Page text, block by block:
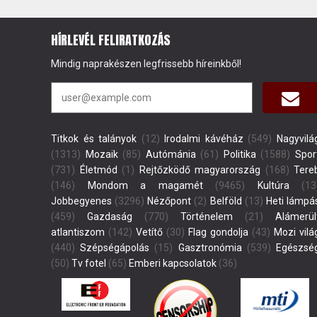
HÍRLEVÉL FELIRATKOZÁS
Mindig naprakészen legfrissebb híreinkből!
Titkok és talányok (12) Irodalmi kávéház (549)
(1313)
Mozaik(85) Autómánia (61) Politika (1588)
(731)
Életmód (1) Rejtőzködő magyarország (168)
(146)
Mondom a magamét(9465) Kultúra
Jobbegyenes (3296) Nézőpont (2) Belföld (13) Heti
(459)
Gazdaság (770) Történelem (21)
atlantiszom (142) Vetítő (30) Flag gondolja (43) Mozi
(440) Szépségápolás (15) Gasztronómia (539)
(50) Tv fotel (65) Emberi kapcsolatok (36)